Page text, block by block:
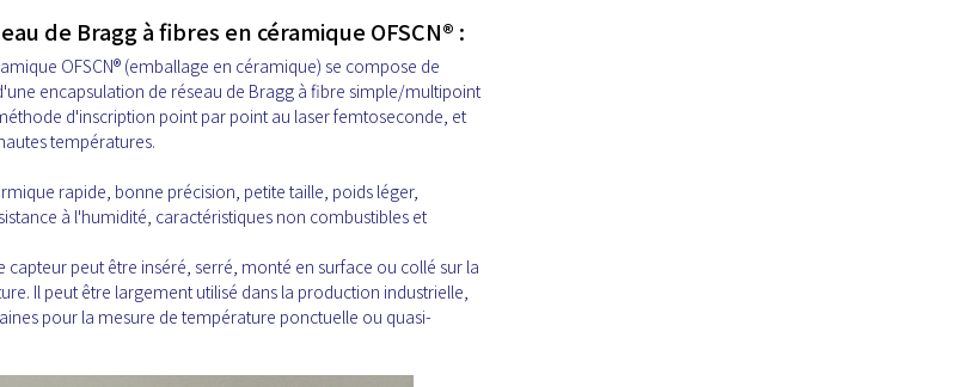
de Bragg à fibres en céramique OFSCN® :
OFSCN® (emballage en céramique) se compose de
encapsulation de réseau de Bragg à fibre simple/multipoint
d'inscription point par point au laser femtoseconde, et
températures.
rapide, bonne précision, petite taille, poids léger,
à l'humidité, caractéristiques non combustibles et
peut être inséré, serré, monté en surface ou collé sur la
Il peut être largement utilisé dans la production industrielle,
pour la mesure de température ponctuelle ou quasi-